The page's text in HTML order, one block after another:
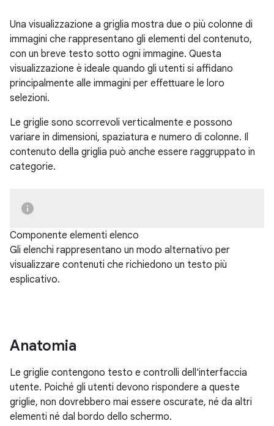
Una visualizzazione a griglia mostra due o più colonne di
immagini che rappresentano gli elementi del contenuto,
con un breve testo sotto ogni immagine. Questa
visualizzazione è ideale quando gli utenti si affidano
principalmente alle immagini per effettuare le loro
selezioni.
Le griglie sono scorrevoli verticalmente e possono
variare in dimensioni, spaziatura e numero di colonne. Il
contenuto della griglia può anche essere raggruppato in
categorie.
Componente elementi elenco
Gli elenchi rappresentano un modo alternativo per
visualizzare contenuti che richiedono un testo più
esplicativo.
Anatomia
Le griglie contengono testo e controlli dell'interfaccia
utente. Poiché gli utenti devono rispondere a queste
griglie, non dovrebbero mai essere oscurate, né da altri
elementi né dal bordo dello schermo.